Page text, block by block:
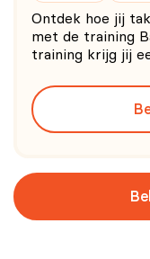
Ontdek hoe jij
met de training
training krijg jij
vaardigheden
voordelen van